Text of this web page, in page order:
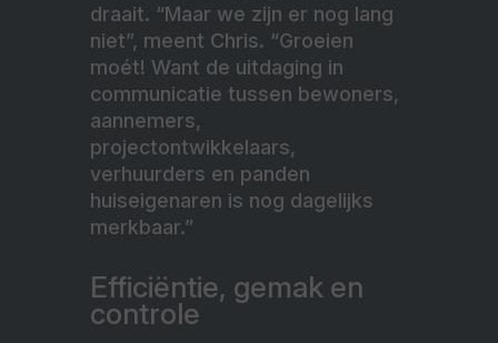
draait. “Maar we zijn er nog lang
niet”, meent Chris. “Groeien
moét! Want de uitdaging in
communicatie tussen bewoners,
aannemers,
projectontwikkelaars,
verhuurders en panden
huiseigenaren is nog dagelijks
merkbaar.”
Efficiëntie, gemak en
controle